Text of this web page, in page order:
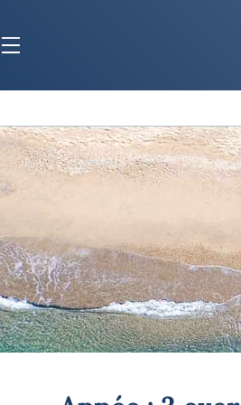
BLOC MARINE
Ports
Carnets de voyage
Collection Bloc Marine
Application Bloc Marine
Règlementation
BATEAUX